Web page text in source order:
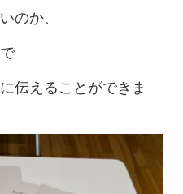
のか、
伝えることができま